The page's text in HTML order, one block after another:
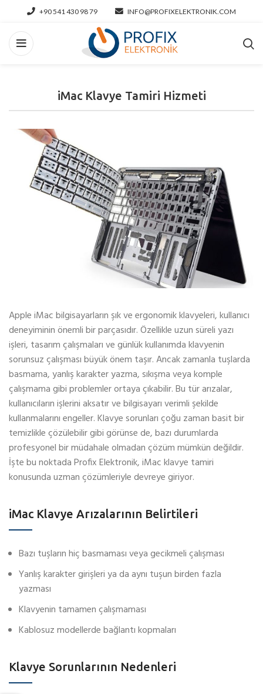
+90 541 430 98 79 INFO@PROFIXELEKTRONIK.COM
iMac Klavye Tamiri Hizmeti
Apple iMac bilgisayarların şık ve ergonomik klavyeleri, kullanıcı
deneyiminin önemli bir parçasıdır. Özellikle uzun süreli yazı
işleri, tasarım çalışmaları ve günlük kullanımda klavyenin
sorunsuz çalışması büyük önem taşır. Ancak zamanla tuşlarda
basmama, yanlış karakter yazma, sıkışma veya komple
çalışmama gibi problemler ortaya çıkabilir. Bu tür arızalar,
kullanıcıların işlerini aksatır ve bilgisayarı verimli şekilde
kullanmalarını engeller. Klavye sorunları çoğu zaman basit bir
temizlikle çözülebilir gibi görünse de, bazı durumlarda
profesyonel bir müdahale olmadan çözüm mümkün değildir.
İşte bu noktada Profix Elektronik, iMac klavye tamiri
konusunda uzman çözümleriyle devreye giriyor.
iMac Klavye Arızalarının Belirtileri
Bazı tuşların hiç basmaması veya gecikmeli çalışması
Yanlış karakter girişleri ya da aynı tuşun birden fazla
yazması
Klavyenin tamamen çalışmaması
Kablosuz modellerde bağlantı kopmaları
Klavye Sorunlarının Nedenleri